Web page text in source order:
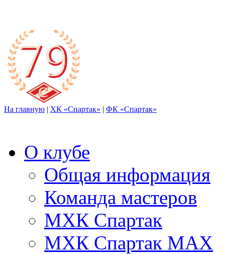
На главную | ХК «Спартак» | ФК «Спартак»
О клубе
Общая информация
Команда мастеров
МХК Спартак
МХК Спартак МАХ